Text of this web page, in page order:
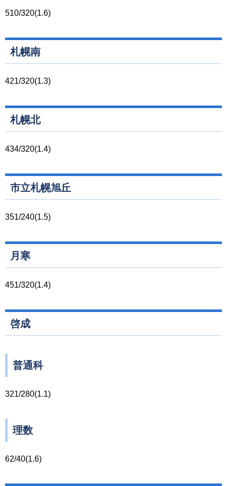
510/320(1.6)
札幌南
421/320(1.3)
札幌北
434/320(1.4)
市立札幌旭丘
351/240(1.5)
月寒
451/320(1.4)
啓成
普通科
321/280(1.1)
理数
62/40(1.6)